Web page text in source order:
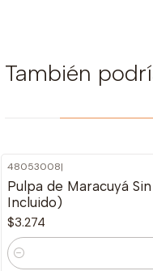
También
48053008|
Pulpa de Maracuyá
Incluido)
$3.274
Cantidad